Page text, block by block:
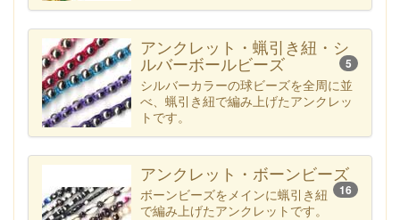
アンクレット・蝋引き紐・シ
ルバーボールビーズ 5
シルバーカラーの球ビーズを全周に並
べ、蝋引き紐で編み上げたアンクレッ
トです。
アンクレット・ボーンビーズ
16
ボーンビーズをメインに蝋引き紐
で編み上げたアンクレットです。